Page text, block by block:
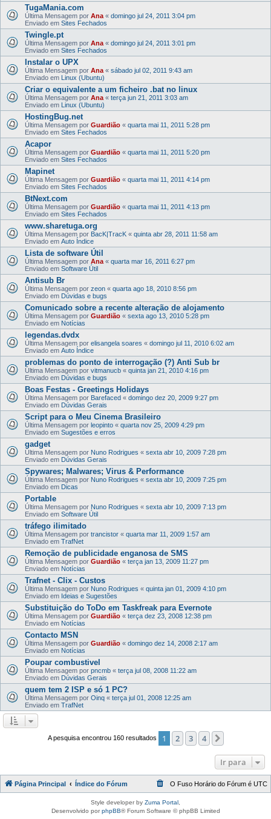
TugaMania.com
Última Mensagem por Ana « domingo jul 24, 2011 3:04 pm
Enviado em Sites Fechados
Twingle.pt
Última Mensagem por Ana « domingo jul 24, 2011 3:01 pm
Enviado em Sites Fechados
Instalar o UPX
Última Mensagem por Ana « sábado jul 02, 2011 9:43 am
Enviado em Linux (Ubuntu)
Criar o equivalente a um ficheiro .bat no linux
Última Mensagem por Ana « terça jun 21, 2011 3:03 am
Enviado em Linux (Ubuntu)
HostingBug.net
Última Mensagem por Guardião « quarta mai 11, 2011 5:28 pm
Enviado em Sites Fechados
Acapor
Última Mensagem por Guardião « quarta mai 11, 2011 5:20 pm
Enviado em Sites Fechados
Mapinet
Última Mensagem por Guardião « quarta mai 11, 2011 4:14 pm
Enviado em Sites Fechados
BtNext.com
Última Mensagem por Guardião « quarta mai 11, 2011 4:13 pm
Enviado em Sites Fechados
www.sharetuga.org
Última Mensagem por BacK|TracK « quinta abr 28, 2011 11:58 am
Enviado em Auto Índice
Lista de software Útil
Última Mensagem por Ana « quarta mar 16, 2011 6:27 pm
Enviado em Software Útil
Antisub Br
Última Mensagem por zeon « quarta ago 18, 2010 8:56 pm
Enviado em Dúvidas e bugs
Comunicado sobre a recente alteração de alojamento
Última Mensagem por Guardião « sexta ago 13, 2010 5:28 pm
Enviado em Notícias
legendas.dvdx
Última Mensagem por elisangela soares « domingo jul 11, 2010 6:02 am
Enviado em Auto Índice
problemas do ponto de interrogação (?) Anti Sub br
Última Mensagem por vitmanucb « quinta jan 21, 2010 4:16 pm
Enviado em Dúvidas e bugs
Boas Festas - Greetings Holidays
Última Mensagem por Barefaced « domingo dez 20, 2009 9:27 pm
Enviado em Dúvidas Gerais
Script para o Meu Cinema Brasileiro
Última Mensagem por leopinto « quarta nov 25, 2009 4:29 pm
Enviado em Sugestões e erros
gadget
Última Mensagem por Nuno Rodrigues « sexta abr 10, 2009 7:28 pm
Enviado em Dúvidas Gerais
Spywares; Malwares; Virus & Performance
Última Mensagem por Nuno Rodrigues « sexta abr 10, 2009 7:25 pm
Enviado em Dicas
Portable
Última Mensagem por Nuno Rodrigues « sexta abr 10, 2009 7:13 pm
Enviado em Software Útil
tráfego ilimitado
Última Mensagem por trancistor « quarta mar 11, 2009 1:57 am
Enviado em TrafNet
Remoção de publicidade enganosa de SMS
Última Mensagem por Guardião « terça jan 13, 2009 11:27 pm
Enviado em Notícias
Trafnet - Clix - Custos
Última Mensagem por Nuno Rodrigues « quinta jan 01, 2009 4:10 pm
Enviado em Ideias e Sugestões
Substituição do ToDo em Taskfreak para Evernote
Última Mensagem por Guardião « terça dez 23, 2008 12:38 pm
Enviado em Notícias
Contacto MSN
Última Mensagem por Guardião « domingo dez 14, 2008 2:17 am
Enviado em Notícias
Poupar combustivel
Última Mensagem por pncmb « terça jul 08, 2008 11:22 am
Enviado em Dúvidas Gerais
quem tem 2 ISP e só 1 PC?
Última Mensagem por Oinq « terça jul 01, 2008 12:25 am
Enviado em TrafNet
A pesquisa encontrou 160 resultados 1 2 3 4
Ir para
Página Principal Índice do Fórum O Fuso Horário do Fórum é UTC
Style developer by Zuma Portal
Desenvolvido porphpBB® Forum Software © phpBB Limited